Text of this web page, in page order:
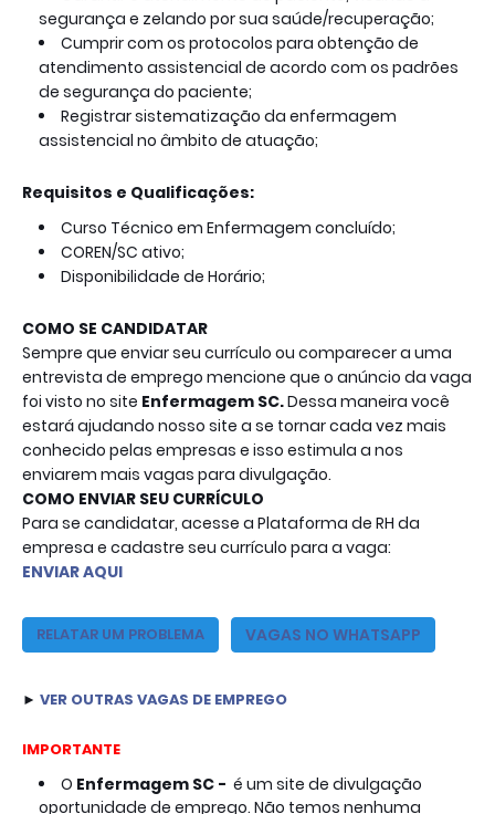
segurança e zelando por sua saúde/recuperação;
Cumprir com os protocolos para obtenção de
atendimento assistencial de acordo com os padrões
de segurança do paciente;
Registrar sistematização da enfermagem
assistencial no âmbito de atuação;
Requisitos e Qualificações:
Curso Técnico em Enfermagem concluído;
COREN/SC ativo;
Disponibilidade de Horário;
COMO SE CANDIDATAR
Sempre que enviar seu currículo ou comparecer a uma
entrevista de emprego mencione que o anúncio da vaga
foi visto no site Enfermagem SC.Dessa maneira você
estará ajudando nosso site a se tornar cada vez mais
conhecido pelas empresas e isso estimula a nos
enviarem mais vagas para divulgação.
COMO ENVIAR SEU CURRÍCULO
Para se candidatar, acesse a Plataforma de RH da
empresa e cadastre seu currículo para a vaga:
ENVIAR AQUI
RELATAR UM PROBLEMA VAGAS NO WHATSAPP
► VER OUTRAS VAGAS DE EMPREGO
IMPORTANTE
O Enfermagem SC - é um site de divulgação
oportunidade de emprego. Não temos nenhuma